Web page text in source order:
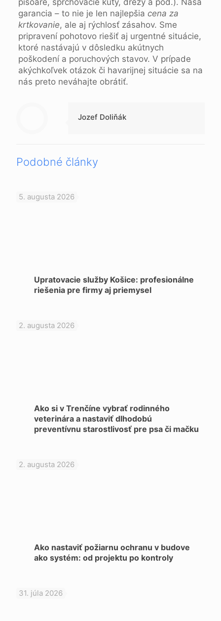
pisoáre, sprchovacie kúty, drezy a pod.). Naša
garancia – to nie je len najlepšia cena za
krtkovanie, ale aj rýchlosť zásahov. Sme
pripravení pohotovo riešiť aj urgentné situácie,
ktoré nastávajú v dôsledku akútnych
poškodení a poruchových stavov. V prípade
akýchkoľvek otázok či havarijnej situácie sa na
nás preto neváhajte obrátiť.
Jozef Doliňák
Podobné články
5. augusta 2026
Upratovacie služby Košice: profesionálne
riešenia pre firmy aj priemysel
2. augusta 2026
Ako si v Trenčíne vybrať rodinného
veterinára a nastaviť dlhodobú
preventívnu starostlivosť pre psa či mačku
2. augusta 2026
Ako nastaviť požiarnu ochranu v budove
ako systém: od projektu po kontroly
31. júla 2026